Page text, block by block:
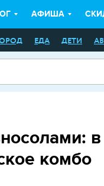
АФИША
ЕДА ДЕТИ
комбо